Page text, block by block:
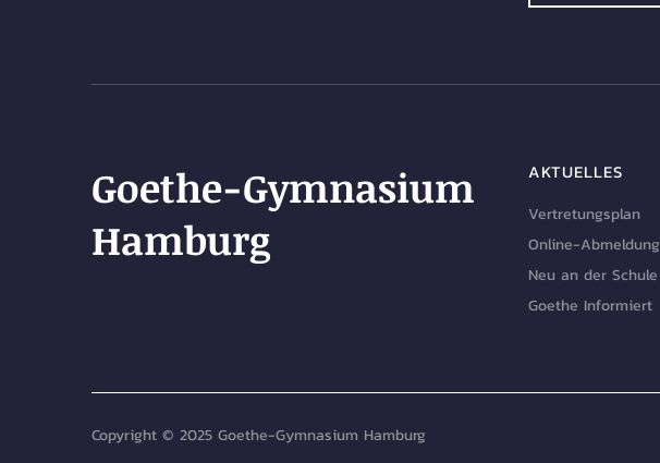
Goethe-Gymnasium
Hamburg
AKTUELLES
Vertretungsplan
Online-Abmeldung
Neu an der Schule
Goethe Informiert
Copyright © 2025 Goethe-Gymnasium Hamburg